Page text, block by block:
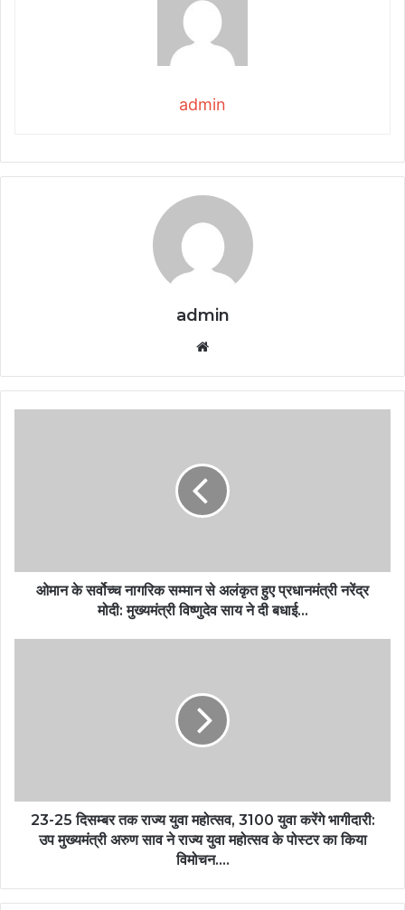
admin
admin
ओमान के सर्वोच्च नागरिक सम्मान से अलंकृत हुए प्रधानमंत्री नरेंद्र
मोदी: मुख्यमंत्री विष्णुदेव साय ने दी बधाई…
23-25 दिसम्बर तक राज्य युवा महोत्सव, 3100 युवा करेंगे भागीदारी:
उप मुख्यमंत्री अरुण साव ने राज्य युवा महोत्सव के पोस्टर का किया
विमोचन….